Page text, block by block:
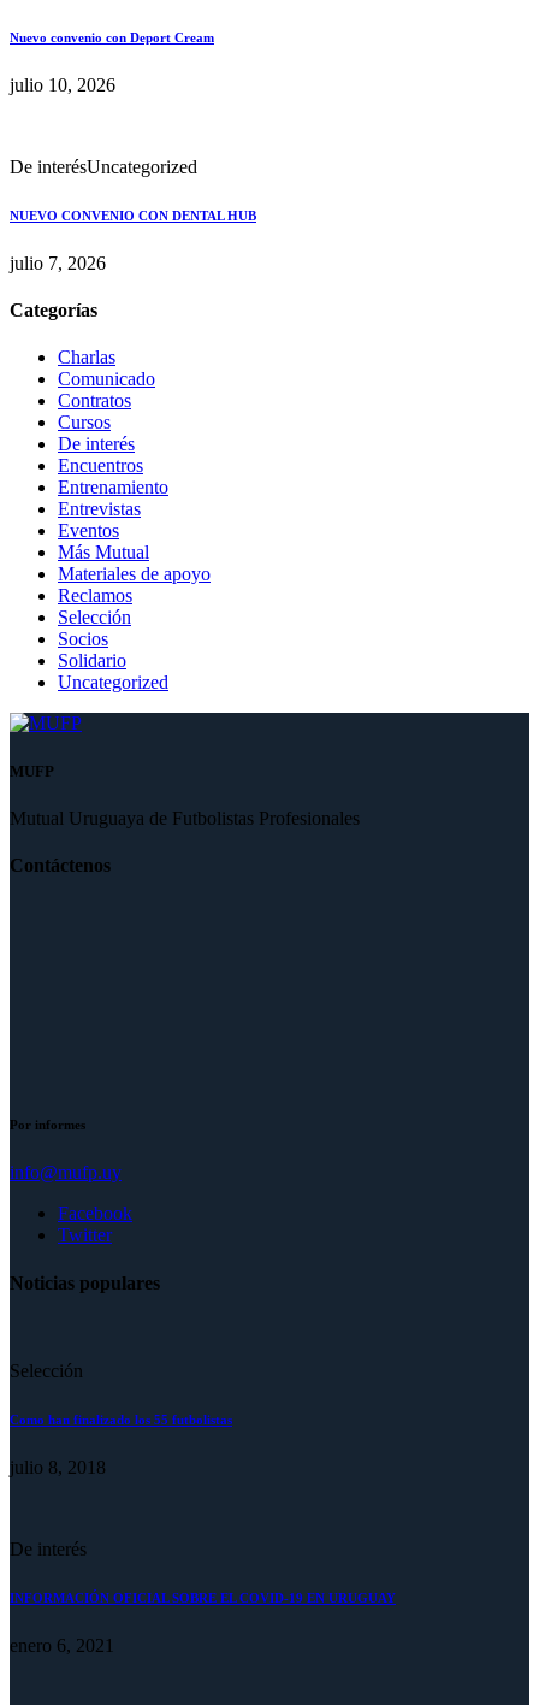
Nuevo convenio con Deport Cream
julio 10, 2026
De interésUncategorized
NUEVO CONVENIO CON DENTAL HUB
julio 7, 2026
Categorías
Charlas
Comunicado
Contratos
Cursos
De interés
Encuentros
Entrenamiento
Entrevistas
Eventos
Más Mutual
Materiales de apoyo
Reclamos
Selección
Socios
Solidario
Uncategorized
MUFP
Mutual Uruguaya de Futbolistas Profesionales
Contáctenos
Por informes
info@mufp.uy
Facebook
Twitter
Noticias populares
Selección
Como han finalizado los 55 futbolistas
julio 8, 2018
De interés
INFORMACIÓN OFICIAL SOBRE EL COVID-19 EN URUGUAY
enero 6, 2021